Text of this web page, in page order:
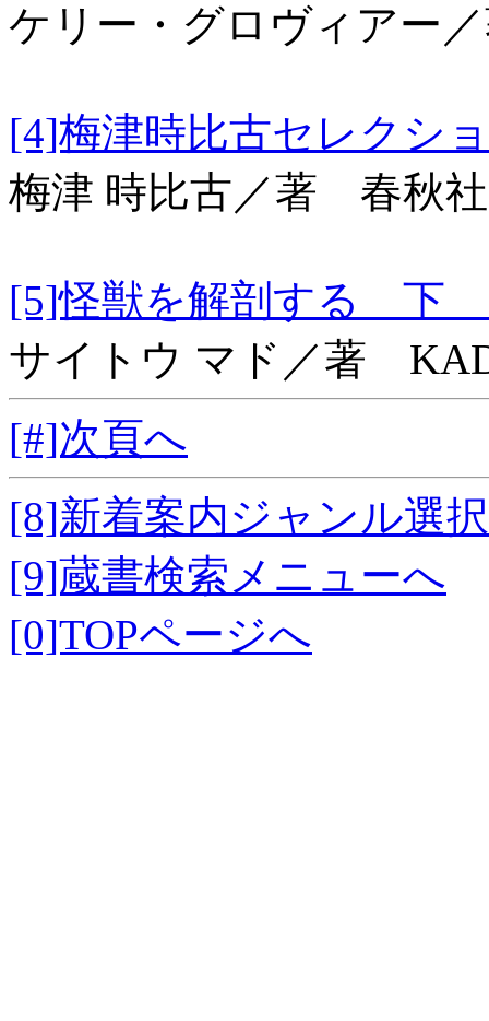
ケリー・グロヴィアー
[4]梅津時比古セレ
梅津 時比古／著 春秋社
[5]怪獣を解剖する
サイトウ マド／著
[#]次頁へ
[8]新着案内ジャンル選
[9]蔵書検索メニューへ
[0]TOPページへ